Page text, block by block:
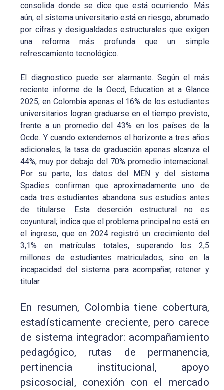
consolida donde se dice que está ocurriendo. Más
aún, el sistema universitario está en riesgo, abrumado
por cifras y desigualdades estructurales que exigen
una reforma más profunda que un simple
refrescamiento tecnológico.
El diagnostico puede ser alarmante. Según el más
reciente informe de la Oecd, Education at a Glance
2025, en Colombia apenas el 16% de los estudiantes
universitarios logran graduarse en el tiempo previsto,
frente a un promedio del 43% en los países de la
Ocde. Y cuando extendemos el horizonte a tres años
adicionales, la tasa de graduación apenas alcanza el
44%, muy por debajo del 70% promedio internacional.
Por su parte, los datos del MEN y del sistema
Spadies confirman que aproximadamente uno de
cada tres estudiantes abandona sus estudios antes
de titularse. Esta deserción estructural no es
coyuntural; indica que el problema principal no está en
el ingreso, que en 2024 registró un crecimiento del
3,1% en matrículas totales, superando los 2,5
millones de estudiantes matriculados, sino en la
incapacidad del sistema para acompañar, retener y
titular.
En resumen, Colombia tiene cobertura,
estadísticamente creciente, pero carece
de sistema integrador: acompañamiento
pedagógico, rutas de permanencia,
pertinencia institucional, apoyo
psicosocial, conexión con el mercado